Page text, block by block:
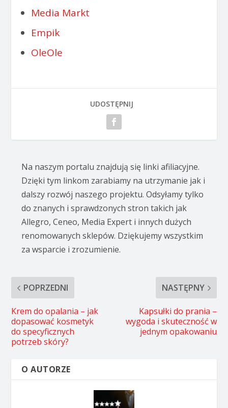
Media Markt
Empik
OleOle
UDOSTĘPNIJ
Na naszym portalu znajdują się linki afiliacyjne.
Dzięki tym linkom zarabiamy na utrzymanie jak i
dalszy rozwój naszego projektu. Odsyłamy tylko
do znanych i sprawdzonych stron takich jak
Allegro, Ceneo, Media Expert i innych dużych
renomowanych sklepów. Dziękujemy wszystkim
za wsparcie i zrozumienie.
POPRZEDNI
Krem do opalania – jak
dopasować kosmetyk
do specyficznych
potrzeb skóry?
NASTĘPNY
Kapsułki do prania –
wygoda i skuteczność w
jednym opakowaniu
O AUTORZE